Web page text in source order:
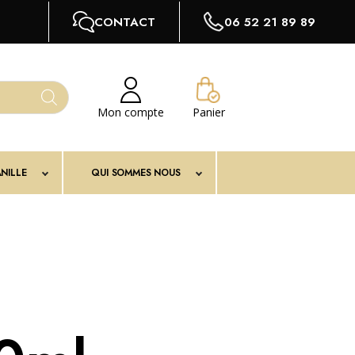
CONTACT 06 52 21 89 89
Mon compte Panier
QUI SOMMES NOUS